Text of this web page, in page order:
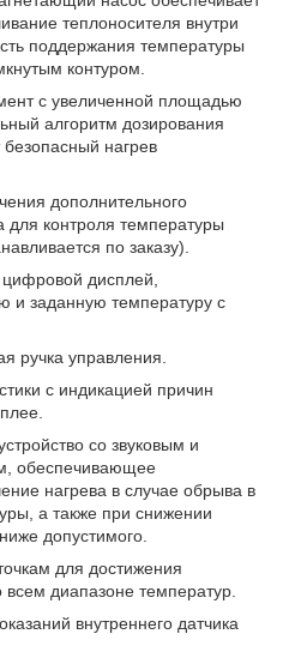
теплоносителя внутри
поддержания температуры
контуром.
с увеличенной площадью
алгоритм дозирования
нагрев
дополнительного
для контроля температуры
по заказу).
дисплей,
и заданную температуру с
ручка управления.
с индикацией причин
со звуковым и
обеспечивающее
нагрева в случае обрыва в
а также при снижении
допустимого.
для достижения
диапазоне температур.
внутреннего датчика